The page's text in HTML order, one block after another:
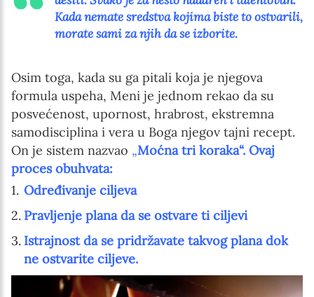
Kada nemate sredstva kojima biste to ostvarili,
morate sami za njih da se izborite.
Osim toga, kada su ga pitali koja je njegova
formula uspeha, Meni je jednom rekao da su
posvećenost, upornost, hrabrost, ekstremna
samodisciplina i vera u Boga njegov tajni recept.
On je sistem nazvao „Moćna tri koraka“. Ovaj
proces obuhvata:
Određivanje ciljeva
Pravljenje plana da se ostvare ti ciljevi
Istrajnost da se pridržavate takvog plana dok
ne ostvarite ciljeve.